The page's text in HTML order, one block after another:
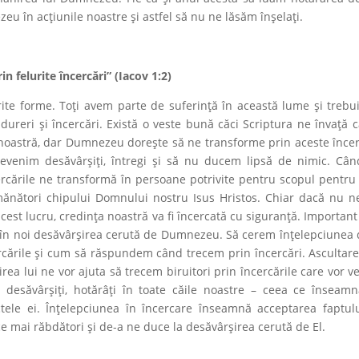
în acțiunile noastre și astfel să nu ne lăsăm înșelați.
felurite încercări” (Iacov 1:2)
forme. Toți avem parte de suferință în această lume şi
și încercări. Există o veste bună căci Scriptura ne învață
dar Dumnezeu doreşte să ne transforme prin aceste
desăvârșiți, întregi și să nu ducem lipsă de nimic.
ne transformă în persoane potrivite pentru scopul pentru
chipului Domnului nostru Isus Hristos. Chiar dacă nu
lucru, credința noastră va fi încercată cu siguranţă.
noi desăvârșirea cerută de Dumnezeu. Să cerem înțelepciunea
și cum să răspundem când trecem prin încercări.
lui ne vor ajuta să trecem biruitori prin încercările care vor
hotărâți în toate căile noastre – ceea ce
ei. Înțelepciunea în încercare înseamnă acceptarea
mai răbdători şi de-a ne duce la desăvârşirea cerută de El.